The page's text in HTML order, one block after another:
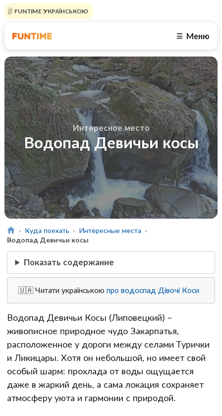
FUNTIME УКРАЇНСЬКОЮ
☰ Меню
Интересное место
Водопад Девичьи косы
Куда поехать
Интересные места
Водопад Девичьи косы
Показать содержание
🇺🇦 Читати українськоюпро водоспад Дівочі Коси
Водопад Девичьи Косы (Липовецкий) –
живописное природное чудо Закарпатья,
расположенное у дороги между селами Турички
и Ликицары. Хотя он небольшой, но имеет свой
особый шарм: прохлада от воды ощущается
даже в жаркий день, а сама локация сохраняет
атмосферу уюта и гармонии с природой.